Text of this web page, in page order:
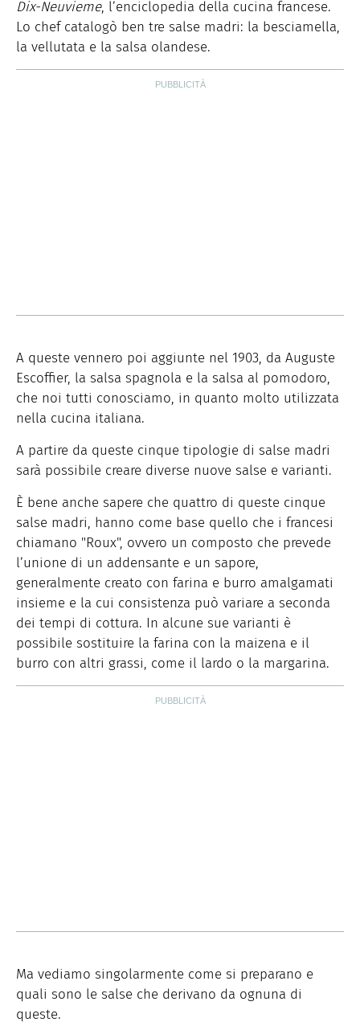
Dix-Neuvieme, l’enciclopedia della cucina francese.
Lo chef catalogò ben tre salse madri: la besciamella,
la vellutata e la salsa olandese.
A queste vennero poi aggiunte nel 1903, da Auguste
Escoffier, la salsa spagnola e la salsa al pomodoro,
che noi tutti conosciamo, in quanto molto utilizzata
nella cucina italiana.
A partire da queste cinque tipologie di salse madri
sarà possibile creare diverse nuove salse e varianti.
È bene anche sapere che quattro di queste cinque
salse madri, hanno come base quello che i francesi
chiamano "Roux", ovvero un composto che prevede
l’unione di un addensante e un sapore,
generalmente creato con farina e burro amalgamati
insieme e la cui consistenza può variare a seconda
dei tempi di cottura. In alcune sue varianti è
possibile sostituire la farina con la maizena e il
burro con altri grassi, come il lardo o la margarina.
Ma vediamo singolarmente come si preparano e
quali sono le salse che derivano da ognuna di
queste.